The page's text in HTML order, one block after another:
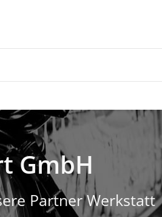
GmbH
Partner Werkstatt